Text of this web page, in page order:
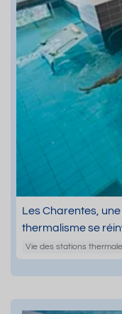
Les Charentes,
thermalisme se
Vie des stations